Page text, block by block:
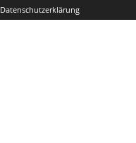
Datenschutzerklärung